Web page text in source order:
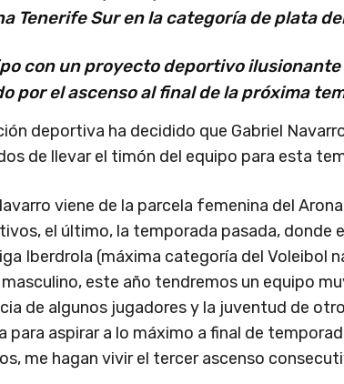
Tenerife Sur en la categoría de plata
con un proyecto deportivo
por el ascenso al final de la próxima
deportiva ha decidido que Gabriel
de llevar el timón del equipo para esta
viene de la parcela femenina del
el último, la temporada pasada, donde
Iberdrola (máxima categoría del Voleibol
este año tendremos un equipo
de algunos jugadores y la juventud de
para aspirar a lo máximo a final de
me hagan vivir el tercer ascenso